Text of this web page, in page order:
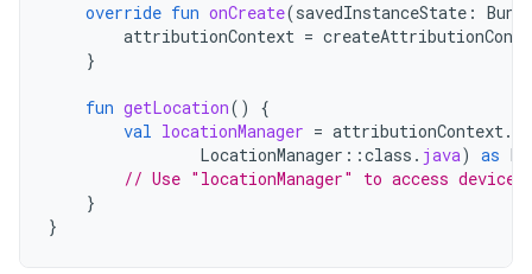
override fun onCreate(savedInstanceState :
attributionContext =
}
fun getLocation()
{
val locationManager = attributionContext.
LocationManager ::class . java) as
// Use "locationManager" to access
}
}